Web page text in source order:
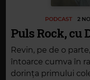
PODCAST 2
Puls Rock, cu
Revin, pe de o
întoarce cumva în
dorința primului